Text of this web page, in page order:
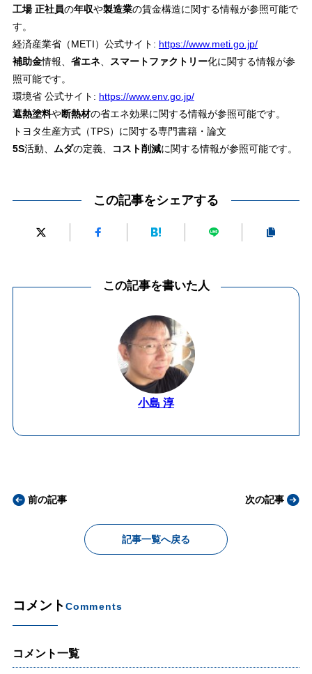
工場 正社員の年収や製造業の賃金構造に関する情報が参照可能で
す。
経済産業省（METI）公式サイト: https://www.meti.go.jp/
補助金情報、 省エネ、 スマートファクトリー化に関する情報が参
照可能です。
環境省 公式サイト: https://www.env.go.jp/
遮熱塗料や断熱材の省エネ効果に関する情報が参照可能です。
トヨタ生産方式（TPS）に関する専門書籍・論文
5S活動、 ムダの定義、 コスト削減に関する情報が参照可能です。
この記事をシェアする
この記事を書いた人
小島 淳
前の記事
記事一覧へ戻る
次の記事
コメントComments
コメント一覧